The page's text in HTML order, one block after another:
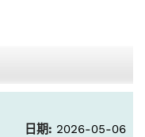
日期: 2026-05-06